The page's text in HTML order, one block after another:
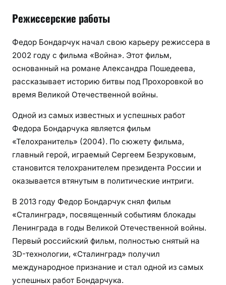
Режиссерские работы
Федор Бондарчук начал свою карьеру режиссера в
2002 году с фильма «Война». Этот фильм,
основанный на романе Александра Пошедеева,
рассказывает историю битвы под Прохоровкой во
время Великой Отечественной войны.
Одной из самых известных и успешных работ
Федора Бондарчука является фильм
«Телохранитель» (2004). По сюжету фильма,
главный герой, играемый Сергеем Безруковым,
становится телохранителем президента России и
оказывается втянутым в политические интриги.
В 2013 году Федор Бондарчук снял фильм
«Сталинград», посвященный событиям блокады
Ленинграда в годы Великой Отечественной войны.
Первый российский фильм, полностью снятый на
3D-технологии, «Сталинград» получил
международное признание и стал одной из самых
успешных работ Бондарчука.